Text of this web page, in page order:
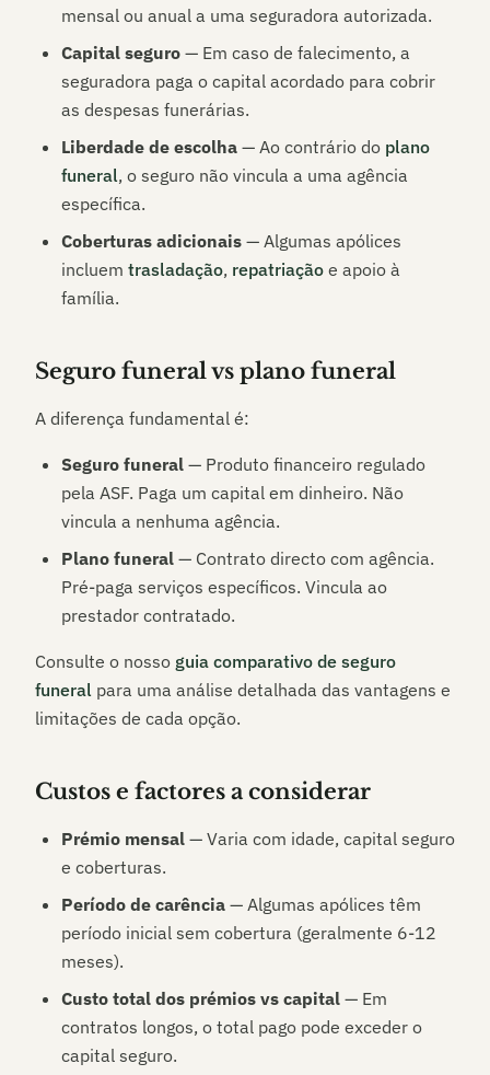
mensal ou anual a uma seguradora autorizada.
Capital seguro — Em caso de falecimento, a
seguradora paga o capital acordado para cobrir
as despesas funerárias.
Liberdade de escolha — Ao contrário do plano
funeral, o seguro não vincula a uma agência
específica.
Coberturas adicionais — Algumas apólices
incluem trasladação, repatriação e apoio à
família.
Seguro funeral vs plano funeral
A diferença fundamental é:
Seguro funeral — Produto financeiro regulado
pela ASF. Paga um capital em dinheiro. Não
vincula a nenhuma agência.
Plano funeral — Contrato directo com agência.
Pré-paga serviços específicos. Vincula ao
prestador contratado.
Consulte o nosso guia comparativo de seguro
funeral para uma análise detalhada das vantagens e
limitações de cada opção.
Custos e factores a considerar
Prémio mensal — Varia com idade, capital seguro
e coberturas.
Período de carência — Algumas apólices têm
período inicial sem cobertura (geralmente 6-12
meses).
Custo total dos prémios vs capital — Em
contratos longos, o total pago pode exceder o
capital seguro.